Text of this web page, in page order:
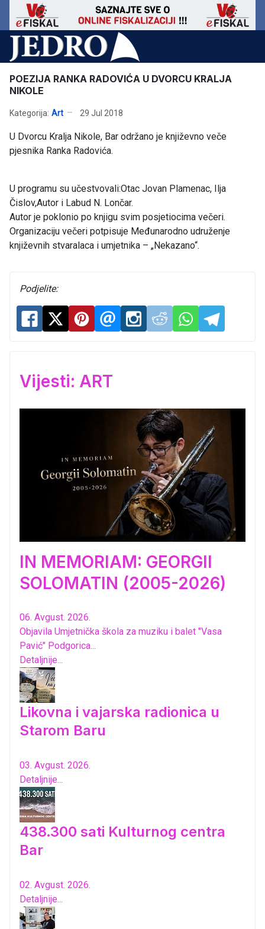
POEZIJA RANKA RADOVIĆA U DVORCU KRALJA
NIKOLE
Kategorija: Art 29 Jul 2018
U Dvorcu Kralja Nikole, Bar održano je književno veče
pjesnika Ranka Radovića.
U programu su učestvovali:Otac Jovan Plamenac, Ilja
Čislov,Autor i Labud N. Lončar.
Autor je poklonio po knjigu svim posjetiocima večeri.
Organizaciju večeri potpisuje Međunarodno udruženje
književnih stvaralaca i umjetnika – „Nekazano“.
Podjelite:
Vijesti: ART
IN MEMORIAM: GEORGII
SOLOMATIN (2005-2026)
06. Avgust. 2026.
Objavila Umjetnička škola za muziku i balet "Vasa
Pavić" Podgorica...
Detaljnije...
Likovna i vajarska radionica u
Starom Baru
03. Avgust. 2026.
Detaljnije...
438.300 sati Kulturnog centra
Bar
02. Avgust. 2026.
Detaljnije...